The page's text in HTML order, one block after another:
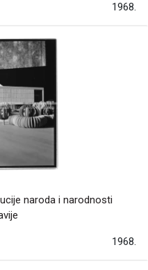
1968.
naroda i narodnosti
1968.